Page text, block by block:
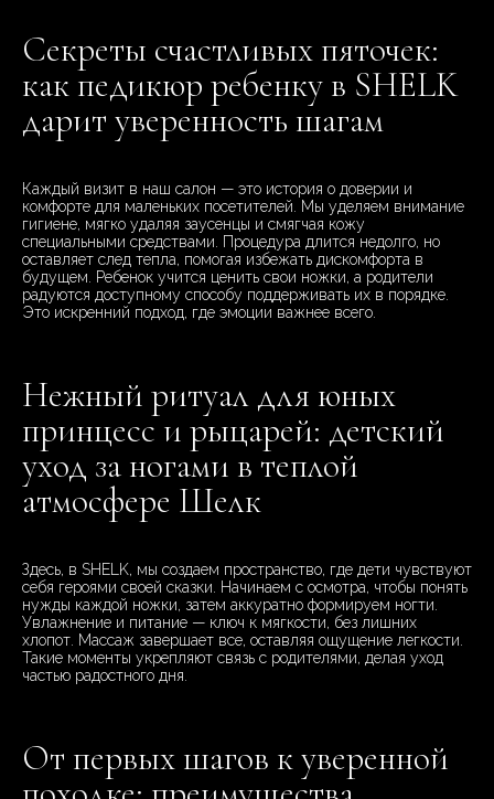
Секреты счастливых пяточек:
как педикюр ребенку в SHELK
дарит уверенность шагам
Каждый визит в наш салон — это история о доверии и
комфорте для маленьких посетителей. Мы уделяем внимание
гигиене, мягко удаляя заусенцы и смягчая кожу
специальными средствами. Процедура длится недолго, но
оставляет след тепла, помогая избежать дискомфорта в
будущем. Ребенок учится ценить свои ножки, а родители
радуются доступному способу поддерживать их в порядке.
Это искренний подход, где эмоции важнее всего.
Нежный ритуал для юных
принцесс и рыцарей: детский
уход за ногами в теплой
атмосфере Шелк
Здесь, в SHELK, мы создаем пространство, где дети чувствуют
себя героями своей сказки. Начинаем с осмотра, чтобы понять
нужды каждой ножки, затем аккуратно формируем ногти.
Увлажнение и питание — ключ к мягкости, без лишних
хлопот. Массаж завершает все, оставляя ощущение легкости.
Такие моменты укрепляют связь с родителями, делая уход
частью радостного дня.
От первых шагов к уверенной